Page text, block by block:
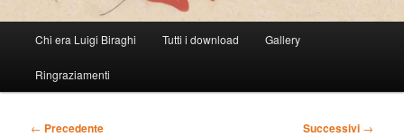
principale
Vai
al
Chi era Luigi Biraghi Tutti i download Gallery
Ringraziamenti
Navigazione
← Precedente Successivi →